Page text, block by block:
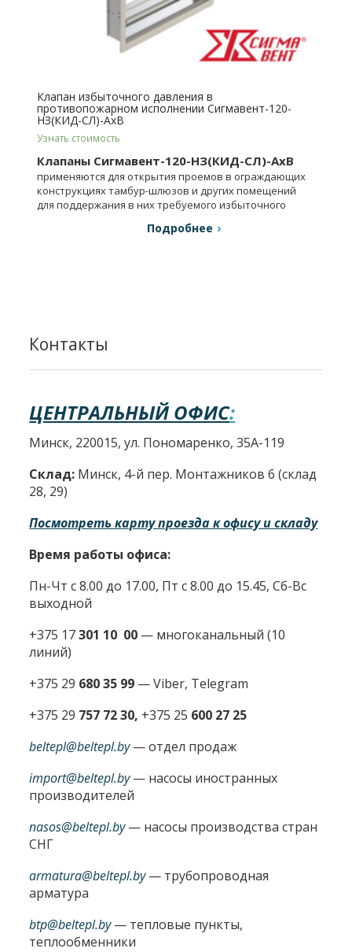
Клапан избыточного давления в
противопожарном исполнении Сигмавент-120-
НЗ(КИД-СЛ)-АхВ
Узнать стоимость
Клапаны Сигмавент-120-НЗ(КИД-СЛ)-АхВ
применяются для открытия проемов в ограждающих
конструкциях тамбур-шлюзов и других помещений
для поддержания в них требуемого избыточного
Подробнее
Контакты
ЦЕНТРАЛЬНЫЙ ОФИС:
Минск, 220015, ул. Пономаренко, 35А-119
Склад: Минск, 4-й пер. Монтажников 6 (склад
28, 29)
Посмотреть карту проезда к офису и складу
Время работы офиса:
Пн-Чт с 8.00 до 17.00, Пт с 8.00 до 15.45, Сб-Вс
выходной
+375 17301 10 00 — многоканальный (10
линий)
+375 29 680 35 99 — Viber, Telegram
+375 29 757 72 30, +375 25 600 27 25
beltepl@beltepl.by— отдел продаж
import@beltepl.by— насосы иностранных
производителей
nasos@beltepl.by— насосы производства стран
СНГ
armatura@beltepl.by— трубопроводная
арматура
btp@beltepl.by— тепловые пункты,
теплообменники